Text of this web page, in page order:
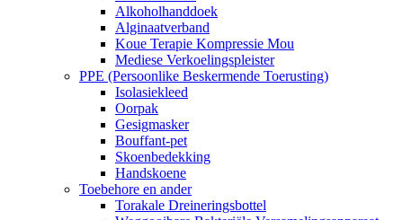
Alkoholhanddoek
Alginaatverband
Koue Terapie Kompressie Mou
Mediese Verkoelingspleister
PPE (Persoonlike Beskermende Toerusting)
Isolasiekleed
Oorpak
Gesigmasker
Bouffant-pet
Skoenbedekking
Handskoene
Toebehore en ander
Torakale Dreineringsbottel